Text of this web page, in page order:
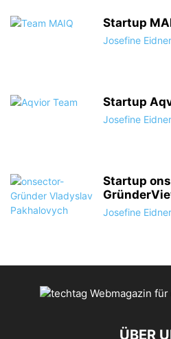
Startup
Josefine Eidner
Startup
Josefine Eidner
Startup
Josefine Eidner
ÜBER